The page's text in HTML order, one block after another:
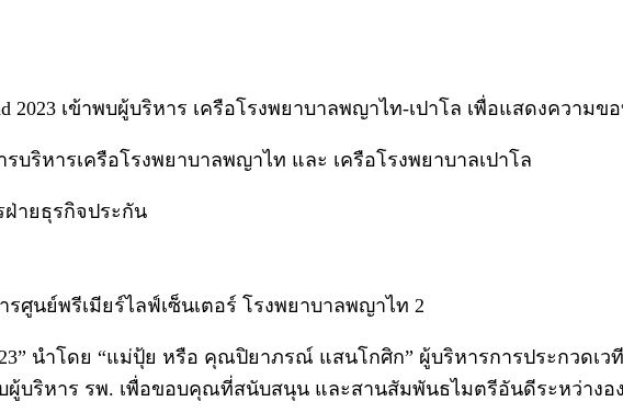
2023 เข้าพบผู้บริหาร เครือโรงพยาบาลพญาไท-เปาโล เพื่อแสดงควา
ริหารเครือโรงพยาบาลพญาไท และ เครือโรงพยาบาลเปาโล
ายธุรกิจประกัน
ศูนย์พรีเมียร์ไลฟ์เซ็นเตอร์ โรงพยาบาลพญาไท 2
นำโดย “แม่ปุ้ย หรือ คุณปิยาภรณ์ แสนโกศิก” ผู้บริหารการประกวดเว
พบผู้บริหาร รพ. เพื่อขอบคุณที่สนับสนุน และสานสัมพันธไมตรีอันดีระหว่า